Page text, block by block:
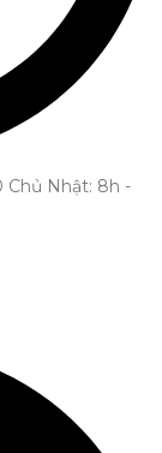
Chủ Nhật: 8h -